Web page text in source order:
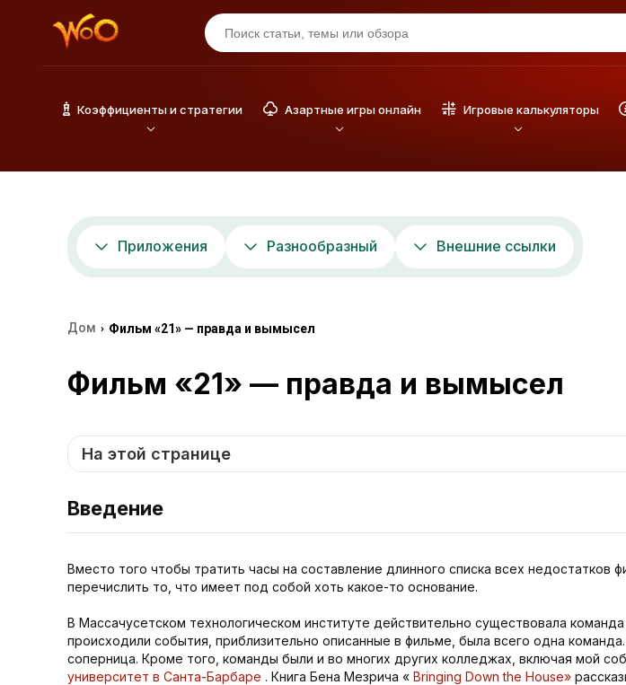
Коэффициенты и стратегии Азартные игры онлайн Игровые калькуляторы
Приложения Разнообразный Внешние ссылки
Дом › Фильм «21» — правда и вымысел
Фильм «21» — правда и вымысел
На этой странице
Введение
Вместо того чтобы тратить часы на составление длинного списка всех недостатков
перечислить то, что имеет под собой хоть какое-то основание.
В Массачусетском технологическом институте действительно существовала
происходили события, приблизительно описанные в фильме, была всего одна
соперница. Кроме того, команды были и во многих других колледжах, включая мой
университет в Санта-Барбаре . Книга Бена Мезрича « Bringing Down the House»